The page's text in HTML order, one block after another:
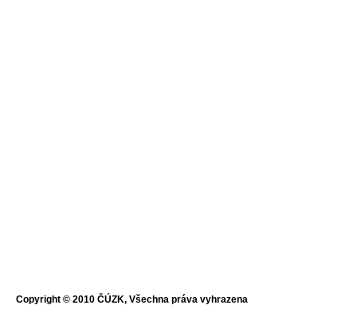
Copyright © 2010 ČÚZK, Všechna práva vyhrazena